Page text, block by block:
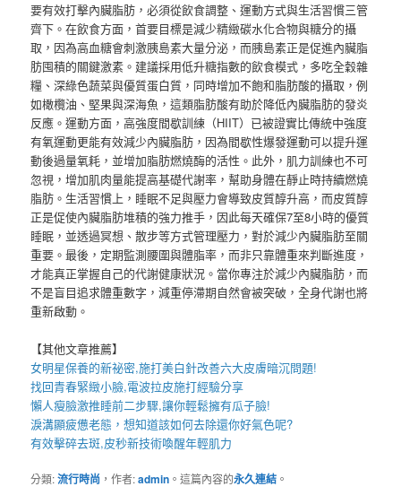
要有效打擊內臟脂肪，必須從飲食調整、運動方式與生活習慣三管
齊下。在飲食方面，首要目標是減少精緻碳水化合物與糖分的攝
取，因為高血糖會刺激胰島素大量分泌，而胰島素正是促進內臟脂
肪囤積的關鍵激素。建議採用低升糖指數的飲食模式，多吃全穀雜
糧、深綠色蔬菜與優質蛋白質，同時增加不飽和脂肪酸的攝取，例
如橄欖油、堅果與深海魚，這類脂肪酸有助於降低內臟脂肪的發炎
反應。運動方面，高強度間歇訓練（HIIT）已被證實比傳統中強度
有氧運動更能有效減少內臟脂肪，因為間歇性爆發運動可以提升運
動後過量氧耗，並增加脂肪燃燒酶的活性。此外，肌力訓練也不可
忽視，增加肌肉量能提高基礎代謝率，幫助身體在靜止時持續燃燒
脂肪。生活習慣上，睡眠不足與壓力會導致皮質醇升高，而皮質醇
正是促使內臟脂肪堆積的強力推手，因此每天確保7至8小時的優質
睡眠，並透過冥想、散步等方式管理壓力，對於減少內臟脂肪至關
重要。最後，定期監測腰圍與體脂率，而非只靠體重來判斷進度，
才能真正掌握自己的代謝健康狀況。當你專注於減少內臟脂肪，而
不是盲目追求體重數字，減重停滯期自然會被突破，全身代謝也將
重新啟動。
【其他文章推薦】
女明星保養的新祕密,施打美白針改善六大皮膚暗沉問題!
找回青春緊緻小臉,電波拉皮施打經驗分享
懶人瘦臉激推睡前二步驟,讓你輕鬆擁有瓜子臉!
淚溝顯疲憊老態，想知道該如何去除還你好氣色呢?
有效擊碎去斑,皮秒新技術喚醒年輕肌力
分類:流行時尚 ，作者:admin 。這篇內容的永久連結 。